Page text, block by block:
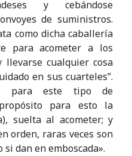
y cebándose
de suministros.
como dicha caballería
para acometer a los
llevarse cualquier cosa
en sus cuarteles”.
para este tipo de
para esto la
suelta al acometer; y
orden, raras veces son
dan en emboscada».